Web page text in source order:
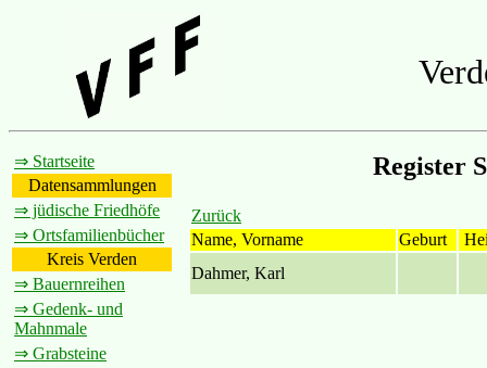
⇒ Startseite
Datensammlungen
⇒ jüdische Friedhöfe
⇒ Ortsfamilienbücher
Kreis Verden
⇒ Bauernreihen
⇒ Gedenk- und
Mahnmale
⇒ Grabsteine
Register
Zurück
Name, Vorname
Geburt
Dahmer, Karl